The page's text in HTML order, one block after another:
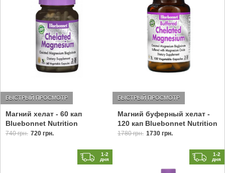
Магний хелат - 60 кап
Bluebonnet Nutrition
БЫСТРЫЙ ПРОСМОТР
740 грн. 720 грн.
Магний буферный хелат -
120 кап Bluebonnet Nutrition
БЫСТРЫЙ ПРОСМОТР
1780 грн. 1730 грн.
1-2
дня
1-2
дня